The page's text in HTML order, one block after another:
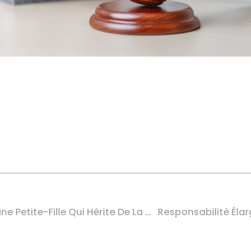
C’est L’histoire D’une Petite-Fille Qui Hérite De La Holding De Sa Grand-Mère…